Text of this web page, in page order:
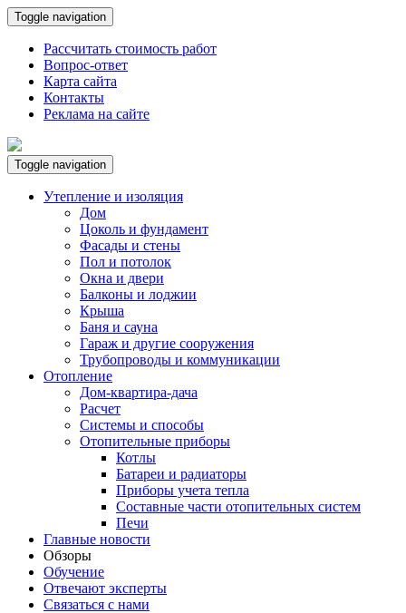
Toggle navigation
Рассчитать стоимость работ
Вопрос-ответ
Карта сайта
Контакты
Реклама на сайте
Toggle navigation
Утепление и изоляция
Дом
Цоколь и фундамент
Фасады и стены
Пол и потолок
Окна и двери
Балконы и лоджии
Крыша
Баня и сауна
Гараж и другие сооружения
Трубопроводы и коммуникации
Отопление
Дом-квартира-дача
Расчет
Системы и способы
Отопительные приборы
Котлы
Батареи и радиаторы
Приборы учета тепла
Составные части отопительных систем
Печи
Главные новости
Обзоры
Обучение
Отвечают эксперты
Связаться с нами